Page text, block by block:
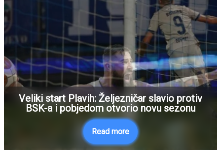
Veliki start Plavih: Željezničar slavio protiv
BSK-a i pobjedom otvorio novu sezonu
Read more